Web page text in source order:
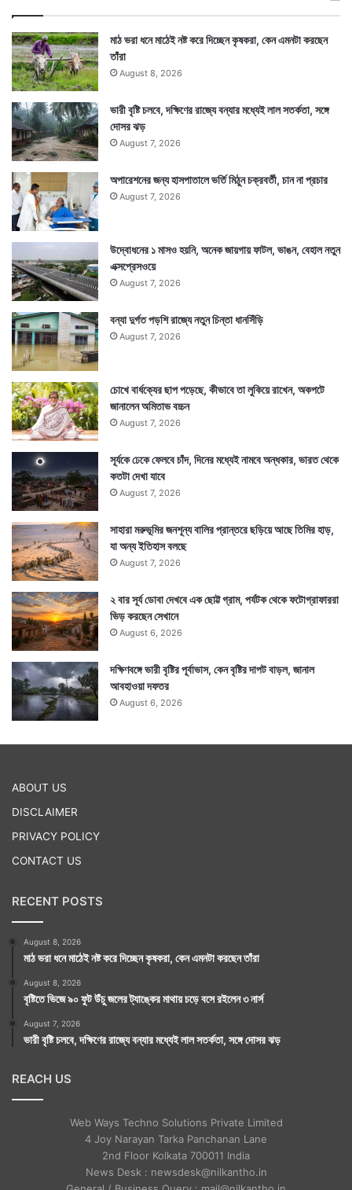
মাঠ ভরা ধনে মাঠেই নষ্ট করে দিচ্ছেন কৃষকরা, কেন এমনটা করছেন
তাঁরা
August 8, 2026
ভারী বৃষ্টি চলবে, দক্ষিণের রাজ্যে বন্যার মধ্যেই লাল সতর্কতা, সঙ্গে
দোসর ঝড়
August 7, 2026
অপারেশনের জন্য হাসপাতালে ভর্তি মিঠুন চক্রবর্তী, চান না প্রচার
August 7, 2026
উদ্বোধনের ১ মাসও হয়নি, অনেক জায়গায় ফাটল, ভাঙন, বেহাল নতুন
এক্সপ্রেসওয়ে
August 7, 2026
বন্যা দুর্গত পড়শি রাজ্যে নতুন চিন্তা ধানসিঁড়ি
August 7, 2026
চোখে বার্ধক্যের ছাপ পড়েছে, কীভাবে তা লুকিয়ে রাখেন, অকপটে
জানালেন অমিতাভ বচ্চন
August 7, 2026
সূর্যকে ঢেকে ফেলবে চাঁদ, দিনের মধ্যেই নামবে অন্ধকার, ভারত থেকে
কতটা দেখা যাবে
August 7, 2026
সাহারা মরুভূমির জনশূন্য বালির প্রান্তরে ছড়িয়ে আছে তিমির হাড়,
যা অন্য ইতিহাস বলছে
August 7, 2026
২ বার সূর্য ডোবা দেখবে এক ছোট্ট গ্রাম, পর্যটক থেকে ফটোগ্রাফাররা
ভিড় করছেন সেখানে
August 6, 2026
দক্ষিণবঙ্গে ভারী বৃষ্টির পূর্বাভাস, কেন বৃষ্টির দাপট বাড়ল, জানাল
আবহাওয়া দফতর
August 6, 2026
ABOUT US
DISCLAIMER
PRIVACY POLICY
CONTACT US
RECENT POSTS
August 8, 2026
মাঠ ভরা ধনে মাঠেই নষ্ট করে দিচ্ছেন কৃষকরা, কেন এমনটা করছেন তাঁরা
August 8, 2026
বৃষ্টিতে ভিজে ৯০ ফুট উঁচু জলের ট্যাঙ্কের মাথায় চড়ে বসে রইলেন ৩ নার্স
August 7, 2026
ভারী বৃষ্টি চলবে, দক্ষিণের রাজ্যে বন্যার মধ্যেই লাল সতর্কতা, সঙ্গে দোসর ঝড়
REACH US
Web Ways Techno Solutions Private Limited
4 Joy Narayan Tarka Panchanan Lane
2nd Floor Kolkata 700011 India
News Desk : newsdesk@nilkantho.in